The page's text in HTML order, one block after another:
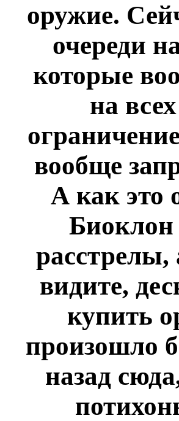
оружие.
очереди
которые
на
вообще
А как это
Биоклон
расстрелы,
видите,
купить
произошло
назад